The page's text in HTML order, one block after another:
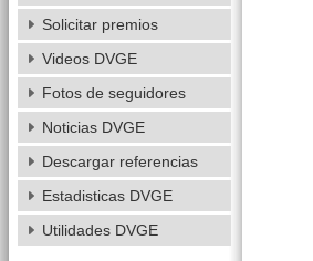
Solicitar premios
Videos DVGE
Fotos de seguidores
Noticias DVGE
Descargar referencias
Estadisticas DVGE
Utilidades DVGE